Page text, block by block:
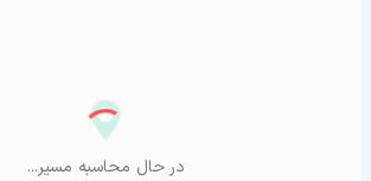
در حال محاسبه مسیر...